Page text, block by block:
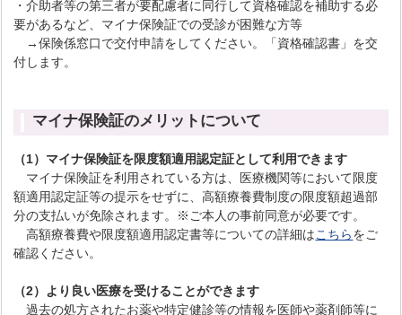
・介助者等の第三者が要配慮者に同行して資格確認を補助する必
要があるなど、マイナ保険証での受診が困難な方等
→保険係窓口で交付申請をしてください。「資格確認書」を交
付します。
マイナ保険証のメリットについて
（1）マイナ保険証を限度額適用認定証として利用できます
マイナ保険証を利用されている方は、医療機関等において限度
額適用認定証等の提示をせずに、高額療養費制度の限度額超過部
分の支払いが免除されます。※ご本人の事前同意が必要です。
高額療養費や限度額適用認定書等についての詳細はこちらをご
確認ください。
（2）より良い医療を受けることができます
過去の処方されたお薬や特定健診等の情報を医師や薬剤師等に